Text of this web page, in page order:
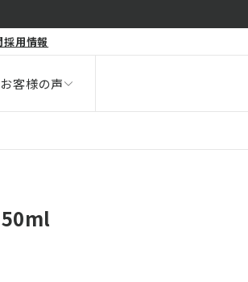
採用情報
飲料
お客様の声
50ml